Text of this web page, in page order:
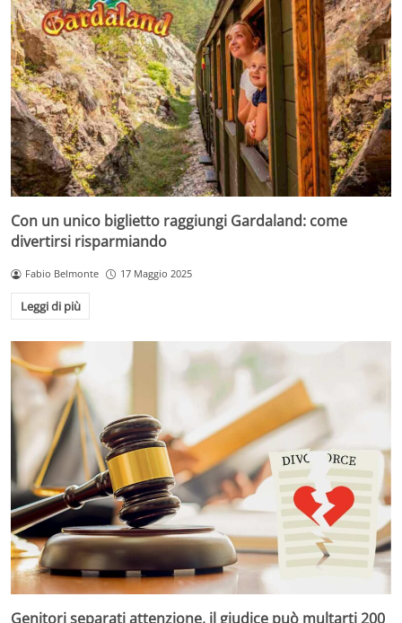
Con un unico biglietto raggiungi Gardaland: come
divertirsi risparmiando
Fabio Belmonte 17 Maggio 2025
Leggi di più
Genitori separati attenzione, il giudice può multarti 200